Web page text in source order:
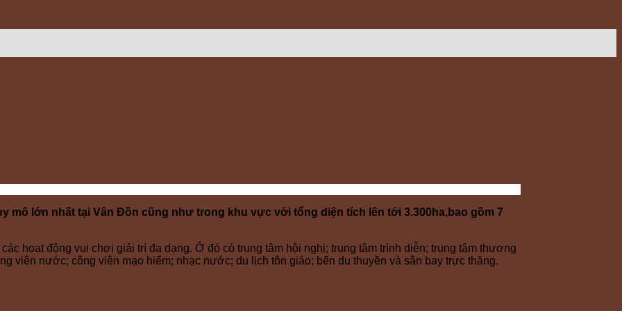
mô lớn nhất tại Vân Đồn cũng như trong khu vực với tổng diện tích lên tới 3.300ha,bao gồm 7
hoạt động vui chơi giải trí đa dạng. Ở đó có trung tâm hội nghị; trung tâm trình diễn; trung tâm thương
viên nước; công viên mạo hiểm; nhạc nước; du lịch tôn giáo; bến du thuyền và sân bay trực thăng.